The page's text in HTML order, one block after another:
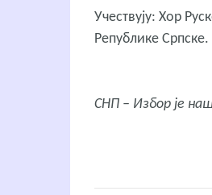
Учествују: Хор
Републике Српске.
СНП – Избор је